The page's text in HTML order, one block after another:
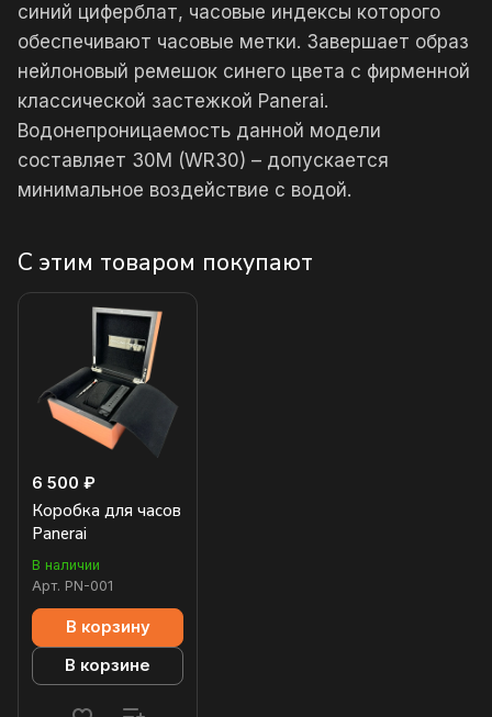
синий циферблат, часовые индексы которого
обеспечивают часовые метки. Завершает образ
нейлоновый ремешок синего цвета с фирменной
классической застежкой Panerai.
Водонепроницаемость данной модели
составляет 30М (WR30) – допускается
минимальное воздействие с водой.
С этим товаром покупают
6 500 ₽
Коробка для часов
Panerai
В наличии
Арт. PN-001
В корзину
В корзине